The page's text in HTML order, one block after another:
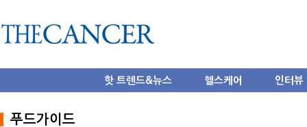
핫 트렌드&뉴스 헬스케어 인터뷰
푸드가이드